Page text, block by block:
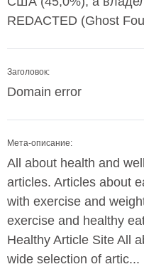
REDACTED (Ghost
Заголовок:
Domain error
Мета-описание:
All about health and
articles. Articles about
with exercise and
exercise and healthy
Healthy Article Site All
wide selection of artic...